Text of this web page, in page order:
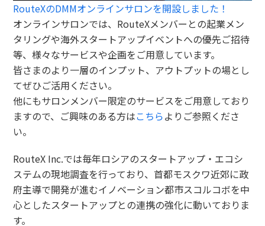
RouteXのDMMオンラインサロンを開設しました！
オンラインサロンでは、RouteXメンバーとの起業メン
タリングや海外スタートアップイベントへの優先ご招待
等、様々なサービスや企画をご用意しています。
皆さまのより一層のインプット、アウトプットの場とし
てぜひご活用ください。
他にもサロンメンバー限定のサービスをご用意しており
ますので、ご興味のある方はこちらよりご参照くださ
い。
RouteX Inc.では毎年ロシアのスタートアップ・エコシ
ステムの現地調査を行っており、首都モスクワ近郊に政
府主導で開発が進むイノベーション都市スコルコボを中
心としたスタートアップとの連携の強化に動いておりま
す。